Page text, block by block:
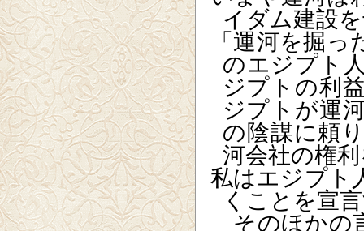
イダム建設
「運河を掘
のエジプト
ジプトの利
ジプトが運
の陰謀に頼
河会社の権
私はエジプト
くことを宣
そのほかの